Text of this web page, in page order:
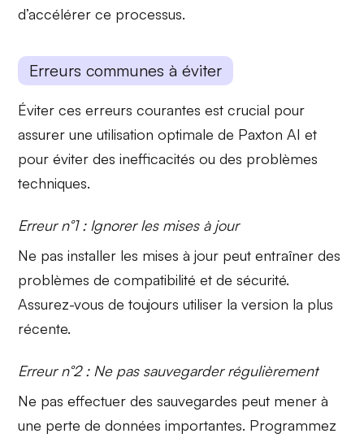
d’accélérer ce processus.
Erreurs communes à éviter
Éviter ces erreurs courantes est crucial pour
assurer une utilisation optimale de Paxton AI et
pour éviter des inefficacités ou des problèmes
techniques.
Erreur n°1 : Ignorer les mises à jour
Ne pas installer les mises à jour peut entraîner des
problèmes de compatibilité et de sécurité.
Assurez-vous de toujours utiliser la version la plus
récente.
Erreur n°2 : Ne pas sauvegarder régulièrement
Ne pas effectuer dessauvegardes peut mener à
une perte de données importantes. Programmez